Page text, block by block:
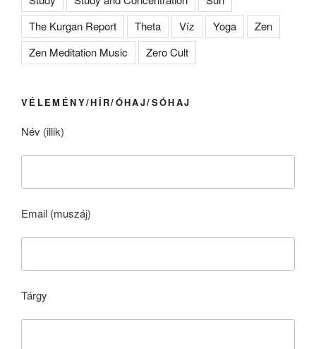
The Kurgan Report
Theta Víz Yoga
Zen
Zen Meditation Music
Zero Cult
VÉLEMÉNY/HÍR/ÓHAJ/SÓHAJ
Név (illik)
Email (muszáj)
Tárgy